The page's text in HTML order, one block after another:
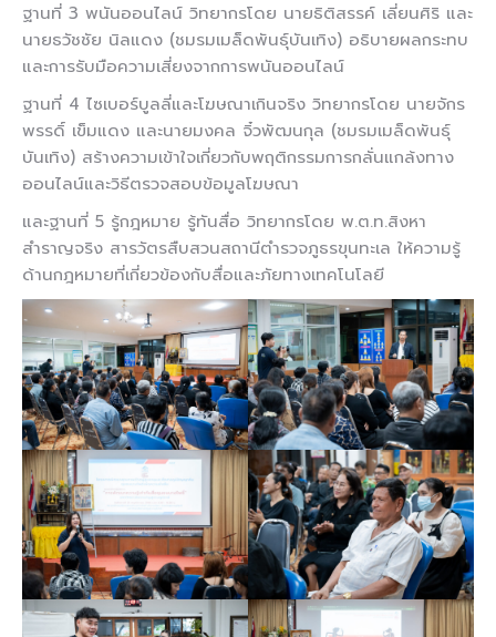
ฐานที่ 3 พนันออนไลน์ วิทยากรโดย นายธิติสรรค์ เลี่ยนศิริ และ
นายธวัชชัย นิลแดง (ชมรมเมล็ดพันธุ์บันเทิง) อธิบายผลกระทบ
และการรับมือความเสี่ยงจากการพนันออนไลน์
ฐานที่ 4 ไซเบอร์บูลลี่และโฆษณาเกินจริง วิทยากรโดย นายจักร
พรรดิ์ เข็มแดง และนายมงคล จิ๋วพัฒนกุล (ชมรมเมล็ดพันธุ์
บันเทิง) สร้างความเข้าใจเกี่ยวกับพฤติกรรมการกลั่นแกล้งทาง
ออนไลน์และวิธีตรวจสอบข้อมูลโฆษณา
และฐานที่ 5 รู้กฎหมาย รู้ทันสื่อ วิทยากรโดย พ.ต.ท.สิงหา
สำราญจริง สารวัตรสืบสวนสถานีตำรวจภูธรขุนทะเล ให้ความรู้
ด้านกฎหมายที่เกี่ยวข้องกับสื่อและภัยทางเทคโนโลยี